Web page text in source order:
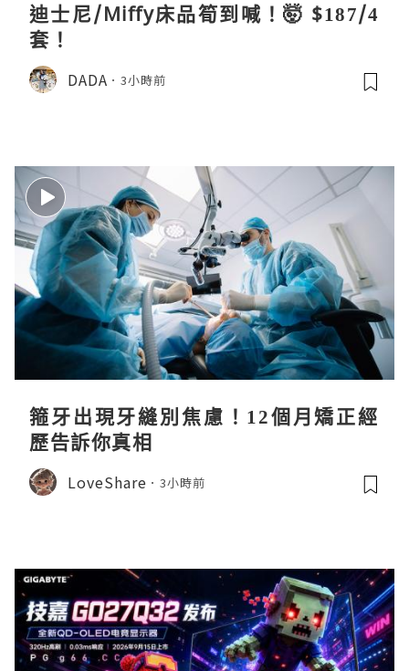
迪士尼/Miffy床品筍到喊！🤯 $187/4
套！
DADA 3小時前
箍牙出現牙縫別焦慮！12個月矯正經
歷告訴你真相
LoveShare 3小時前